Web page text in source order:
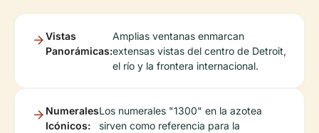
Vistas
Panorámicas:
Amplias ventanas enmarcan
extensas vistas del centro de Detroit,
el río y la frontera internacional.
Numerales
Icónicos:
Los numerales "1300" en la azotea
sirven como referencia para la